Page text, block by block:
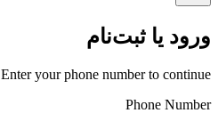
ورود یا ثبت‌نام
Enter your phone number to continue
Phone Number